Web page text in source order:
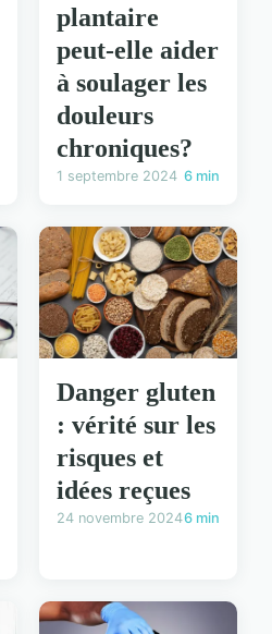
plantaire
peut-elle aider
à soulager les
douleurs
chroniques?
1 septembre 2024 6 min
Danger gluten
: vérité sur les
risques et
idées reçues
24 novembre 20246 min